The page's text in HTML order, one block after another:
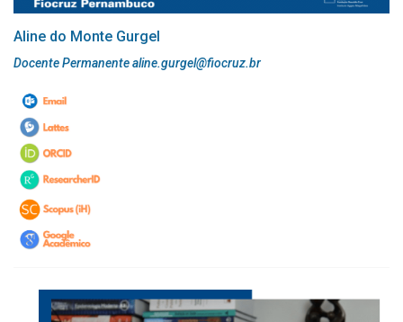
Aline do Monte Gurgel
Docente Permanente aline.gurgel@fiocruz.br